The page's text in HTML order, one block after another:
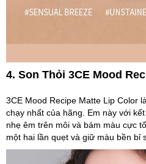
4. Son Thỏi 3CE Mood
3CE Mood Recipe Matte Lip Color
chạy nhất của hãng. Em này với
nhẹ êm trên môi và bám màu cực
một hai lần quẹt và giữ màu bền bỉ